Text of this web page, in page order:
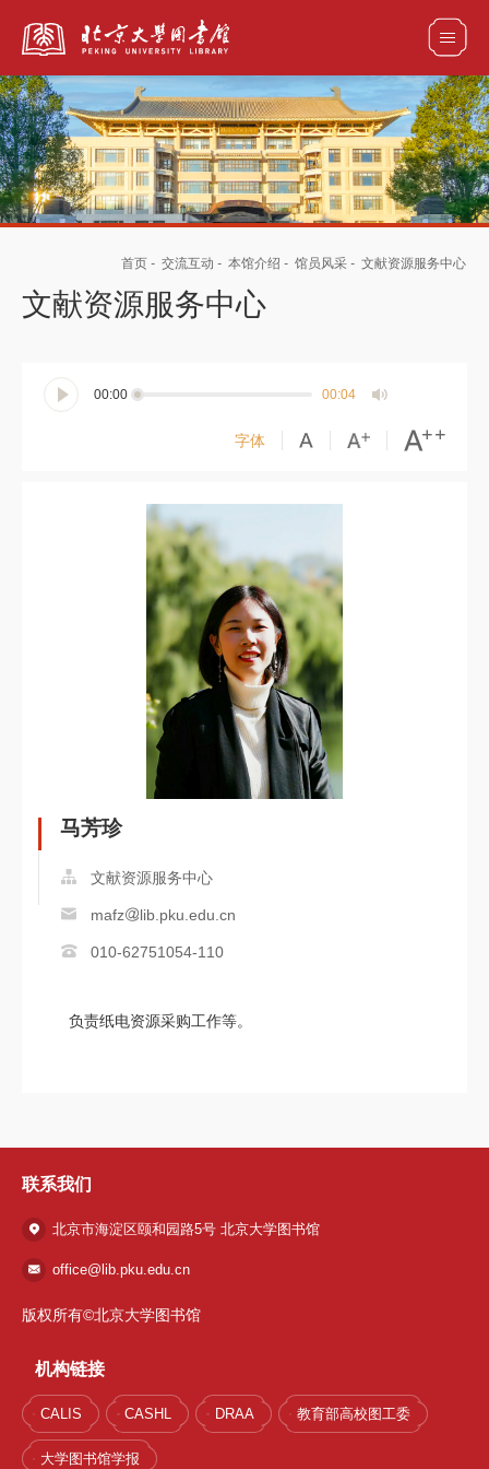
全部资源
首页 - 交流互动 - 本馆介绍 - 馆员风采 - 文献资源服务中心
文献资源服务中心
00:00 00:04
字体
马芳珍
文献资源服务中心
mafz lib.pku.edu.cn
010-62751054-110
负责纸电资源采购工作等。
联系我们
北京市海淀区颐和园路5号 北京大学图书馆
office@lib.pku.edu.cn
版权所有©北京大学图书馆
机构链接
CALIS CASHL DRAA 教育部高校图工委
大学图书馆学报